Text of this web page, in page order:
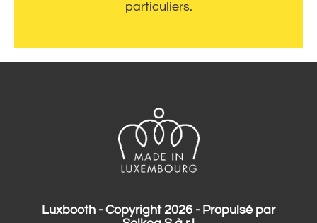
particuliers.
Luxbooth - Copyright 2026 - Propulsé par